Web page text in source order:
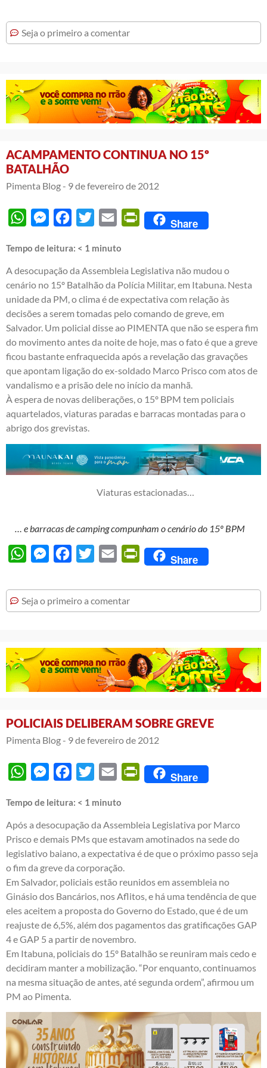
Seja o primeiro a comentar
ACAMPAMENTO CONTINUA NO 15º
BATALHÃO
Pimenta Blog - 9 de fevereiro de 2012
WhatsAppMessengerFacebook
Twitter Email PrintFriendly
Share
Tempo de leitura: < 1 minuto
A desocupação da Assembleia Legislativa não mudou o
cenário no 15º Batalhão da Polícia Militar, em Itabuna. Nesta
unidade da PM, o clima é de expectativa com relação às
decisões a serem tomadas pelo comando de greve, em
Salvador. Um policial disse ao PIMENTA que não se espera fim
do movimento antes da noite de hoje, mas o fato é que a greve
ficou bastante enfraquecida após a revelação das gravações
que apontam ligação do ex-soldado Marco Prisco com atos de
vandalismo e a prisão dele no início da manhã.
À espera de novas deliberações, o 15º BPM tem policiais
aquartelados, viaturas paradas e barracas montadas para o
abrigo dos grevistas.
Viaturas estacionadas…
… e barracas de camping compunham o cenário do 15º BPM
WhatsAppMessengerFacebook
Twitter Email PrintFriendly
Share
Seja o primeiro a comentar
POLICIAIS DELIBERAM SOBRE GREVE
Pimenta Blog - 9 de fevereiro de 2012
WhatsAppMessengerFacebook
Twitter Email PrintFriendly
Share
Tempo de leitura: < 1 minuto
Após a desocupação da Assembleia Legislativa por Marco
Prisco e demais PMs que estavam amotinados na sede do
legislativo baiano, a expectativa é de que o próximo passo seja
o fim da greve da corporação.
Em Salvador, policiais estão reunidos em assembleia no
Ginásio dos Bancários, nos Aflitos, e há uma tendência de que
eles aceitem a proposta do Governo do Estado, que é de um
reajuste de 6,5%, além dos pagamentos das gratificações GAP
4 e GAP 5 a partir de novembro.
Em Itabuna, policiais do 15º Batalhão se reuniram mais cedo e
decidiram manter a mobilização. “Por enquanto, continuamos
na mesma situação de antes, até segunda ordem”, afirmou um
PM ao Pimenta.